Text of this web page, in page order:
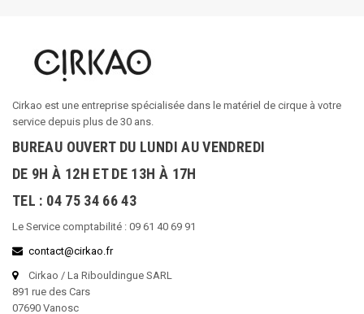
Cirkao est une entreprise spécialisée dans le matériel de cirque à votre
service depuis plus de 30 ans.
BUREAU OUVERT DU LUNDI AU VENDREDI
DE 9H À 12H ET DE 13H À 17H
TEL : 04 75 34 66 43
Le Service comptabilité : 09 61 40 69 91
contact@cirkao.fr
Cirkao / La Ribouldingue SARL
891 rue des Cars
07690 Vanosc